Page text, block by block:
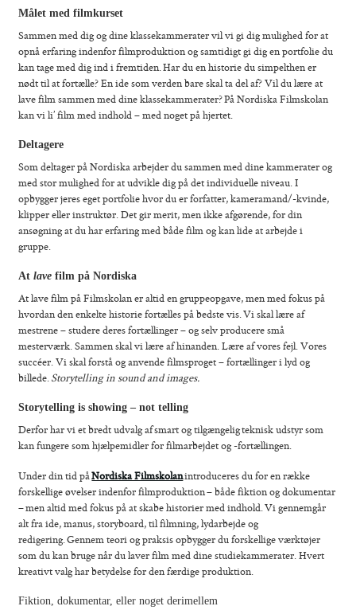
Distans
Senior
Sommarkurser
Kontakt
Målet med filmkurset
Sammen med dig og dine klassekammerater vil vi gi dig mulighed for at
opnå erfaring indenfor filmproduktion og samtidigt gi dig en portfolie du
kan tage med dig ind i fremtiden.Har du en historie du simpelthen er
nødt til at fortælle? En ide som verden bare skal ta del af? Vil du lære at
lave film sammen med dine klassekammerater?På Nordiska Filmskolan
kan vi li’ film med indhold – med noget på hjertet.
Deltagere
Som deltager på Nordiska arbejder du sammen med dine kammerater og
med stor mulighed for at udvikle dig på det individuelle niveau. I
opbygger jeres eget portfolie hvor du er forfatter, kameramand/-kvinde,
klipper eller instruktør. Det gir merit, men ikke afgørende, for din
ansøgning at du har erfaring med både film og kan lide at arbejde i
gruppe.
Atlave film på Nordiska
At lave film på Filmskolan er altid en gruppeopgave, men med fokus på
hvordan den enkelte historie fortælles på bedste vis.Vi skal lære af
mestrene – studere deres fortællinger – og selv producere små
mesterværk. Sammen skal vi lære af hinanden. Lære af vores fejl. Vores
succéer. Vi skal forstå og anvende filmsproget – fortællinger i lyd og
billede.Storytelling in sound and images.
Storytelling is showing – not telling
Derfor har vi et bredt udvalg af smart og tilgængelig teknisk udstyr som
kan fungere som hjælpemidler for filmarbejdet og -fortællingen.
Under din tid påNordiska Filmskolanintroduceres du for en række
forskellige øvelser indenfor filmproduktion– både fiktion og dokumentar
– men altid med fokus på at skabe historier med indhold.Vi gennemgår
alt fra ide, manus, storyboard, til filmning, lydarbejde og
redigering.Gennem teori og praksis opbygger du forskellige værktøjer
som du kan bruge når du laver film med dine studiekammerater.Hvert
kreativt valg har betydelse for den færdige produktion.
Fiktion, dokumentar, eller noget derimellem